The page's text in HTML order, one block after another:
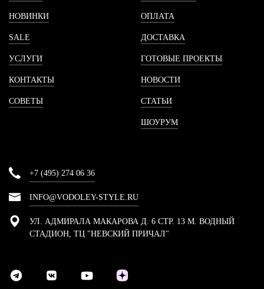
НОВИНКИ
SALE
УСЛУГИ
КОНТАКТЫ
СОВЕТЫ
ОПЛАТА
ДОСТАВКА
ГОТОВЫЕ ПРОЕКТЫ
НОВОСТИ
СТАТЬИ
ШОУРУМ
+7 (495) 274 06 36
INFO@VODOLEY-STYLE.RU
УЛ. АДМИРАЛА МАКАРОВА Д. 6 СТР. 13 М. ВОДНЫЙ
СТАДИОН, ТЦ "НЕВСКИЙ ПРИЧАЛ"